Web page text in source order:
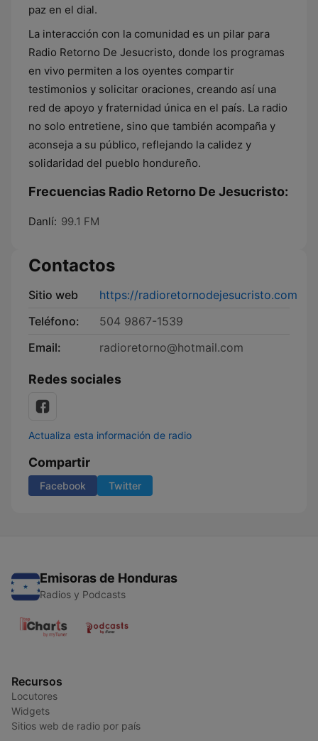
paz en el dial.
La interacción con la comunidad es un pilar para
Radio Retorno De Jesucristo, donde los programas
en vivo permiten a los oyentes compartir
testimonios y solicitar oraciones, creando así una
red de apoyo y fraternidad única en el país. La radio
no solo entretiene, sino que también acompaña y
aconseja a su público, reflejando la calidez y
solidaridad del pueblo hondureño.
Frecuencias Radio Retorno De Jesucristo:
Danlí: 99.1 FM
Contactos
Sitio web
https://radioretornodejesucristo.com
Teléfono:
504 9867-1539
Email:
radioretorno@hotmail.com
Redes sociales
Actualiza esta información de radio
Compartir
Facebook Twitter
Emisoras de Honduras
Radios y Podcasts
Recursos
Locutores
Widgets
Sitios web de radio por país